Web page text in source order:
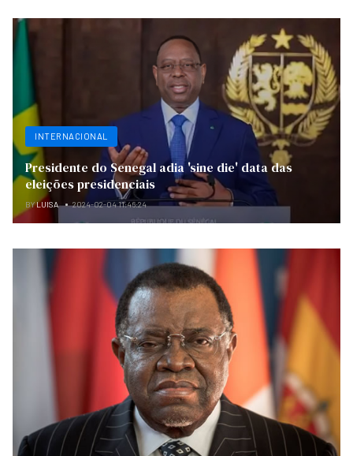
INTERNACIONAL
Presidente do Senegal adia 'sine die' data das
eleições presidenciais
BYLUISA 2024-02-04 11:46:24